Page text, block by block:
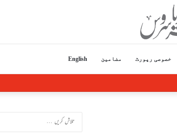
خصوصی رپورٹ مضامین English